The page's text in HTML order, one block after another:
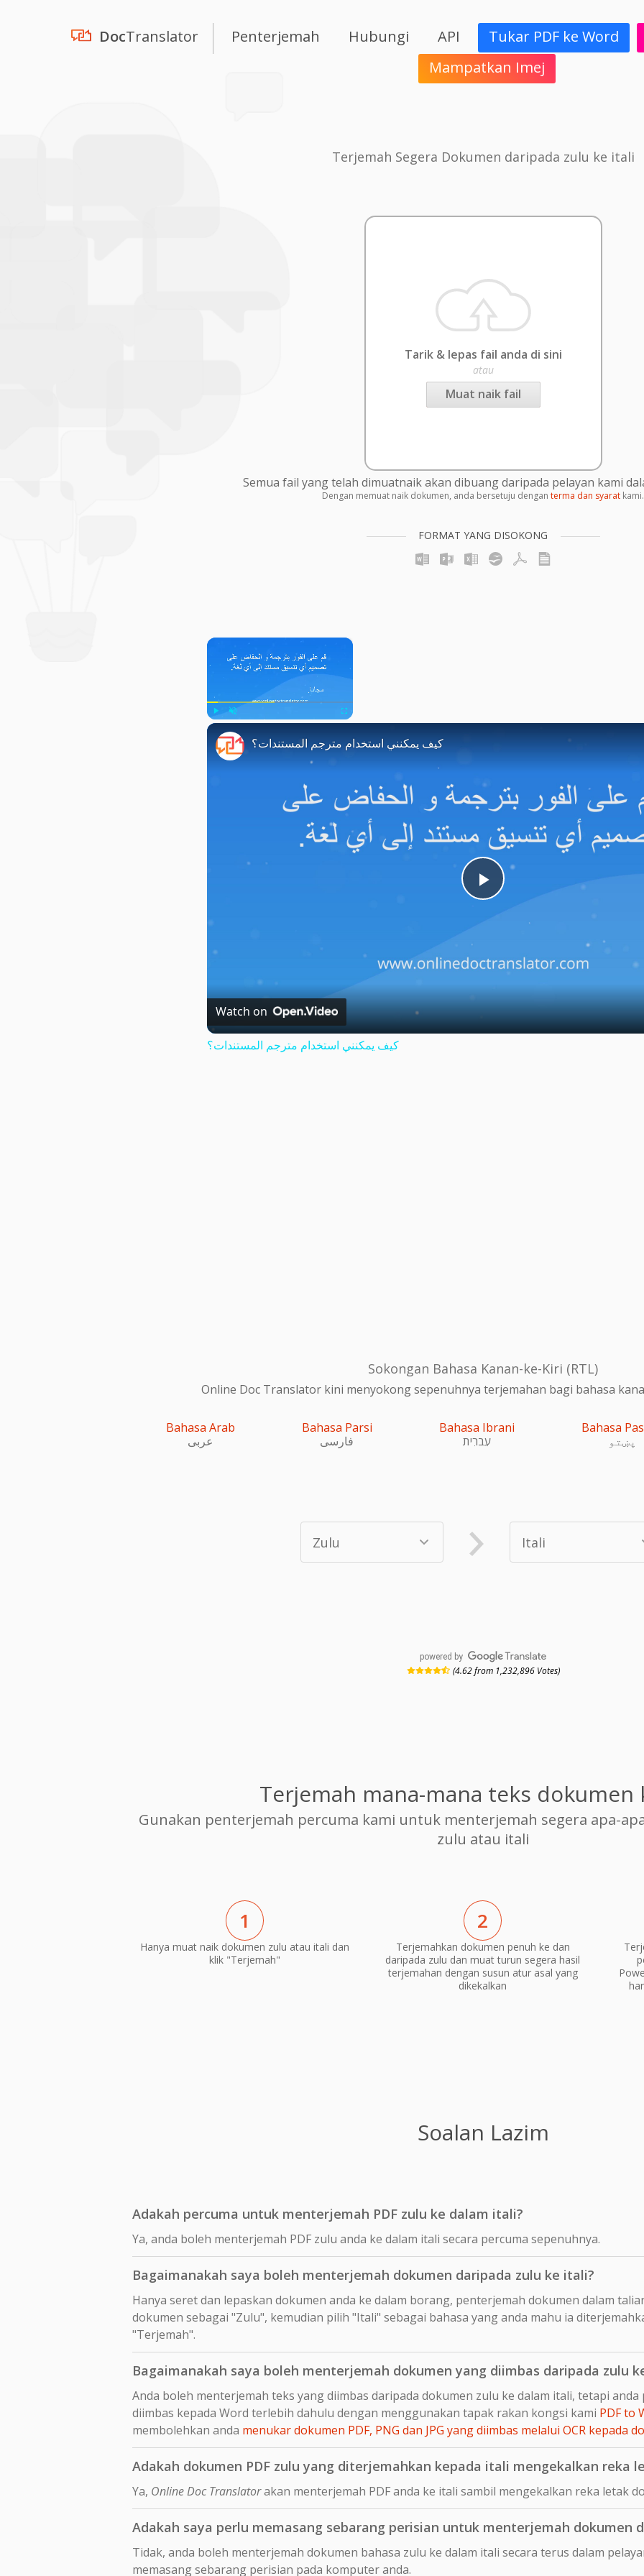
DocTranslator Penterjemah Hubungi API
Tukar PDF ke Word
Mampatkan Imej
Terjemah Segera Dokumen daripada zulu ke itali
Tarik & lepas fail anda di sini
atau
Muat naik fail
Semua fail yang telah dimuatnaik akan dibuang daripada pelayan kami
Dengan memuat naik dokumen, anda bersetuju dengan terma dan syarat kami.
FORMAT YANG DISOKONG
×
Now Playing
Play
كيف يمكنني استخدام مترجم المستندات؟
Watch on
كيف يمكنني استخدام مترجم المستندات؟
Sokongan Bahasa Kanan-ke-Kiri (RTL)
Online Doc Translator kini menyokong sepenuhnya terjemahan bagi bahasa
Bahasa Arab
عربى
Bahasa Parsi
فارسی
Bahasa Ibrani
עִברִית
Bahasa
پښتو
powered by
(4.62 from 1,232,896 Votes)
Terjemah mana-mana teks dokumen
Gunakan penterjemah percuma kami untuk menterjemah segera apa-
zulu atau itali
1
Hanya muat naik dokumen zulu atau itali dan
klik "Terjemah"
2
Terjemahkan dokumen penuh ke dan
daripada zulu dan muat turun segera hasil
terjemahan dengan susun atur asal yang
dikekalkan
Soalan Lazim
Adakah percuma untuk menterjemah PDF zulu ke dalam itali?
Ya, anda boleh menterjemah PDF zulu anda ke dalam itali secara percuma sepenuhnya.
Bagaimanakah saya boleh menterjemah dokumen daripada zulu ke itali?
Hanya seret dan lepaskan dokumen anda ke dalam borang, penterjemah dokumen dalam
dokumen sebagai "Zulu", kemudian pilih "Itali" sebagai bahasa yang anda mahu ia
"Terjemah".
Bagaimanakah saya boleh menterjemah dokumen yang diimbas daripada zulu
Anda boleh menterjemah teks yang diimbas daripada dokumen zulu ke dalam itali, tetapi
diimbas kepada Word terlebih dahulu dengan menggunakan tapak rakan kongsi kami PDF to
membolehkan anda menukar dokumen PDF, PNG dan JPG yang diimbas melalui OCR kepada
Adakah dokumen PDF zulu yang diterjemahkan kepada itali mengekalkan reka
Ya, Online Doc Translatorakan menterjemah PDF anda ke itali sambil mengekalkan reka letak
Adakah saya perlu memasang sebarang perisian untuk menterjemah dokumen
Tidak, anda boleh menterjemah dokumen bahasa zulu ke dalam itali secara terus dalam
memasang sebarang perisian pada komputer anda.